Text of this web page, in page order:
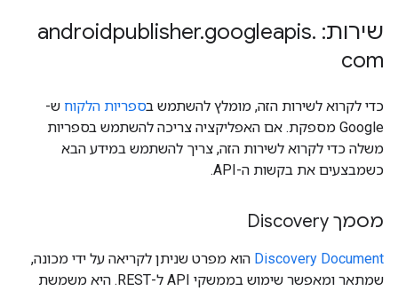
שירות: androidpublisher .googleapis.
com
כדי לקרוא לשירות הזה, מומלץ להשתמש בספריות הלקוח ש-
Google מספקת. אם האפליקציה צריכה להשתמש בספריות
משלה כדי לקרוא לשירות הזה, צריך להשתמש במידע הבא
כשמבצעים את בקשות ה-API.
מסמך Discovery
Discovery Document הוא מפרט שניתן לקריאה על ידי מכונה,
שמתאר ומאפשר שימוש בממשקי API ל-REST. היא משמשת